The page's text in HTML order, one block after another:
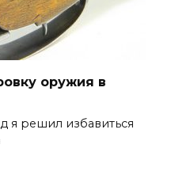
оружия в
я решил избавиться